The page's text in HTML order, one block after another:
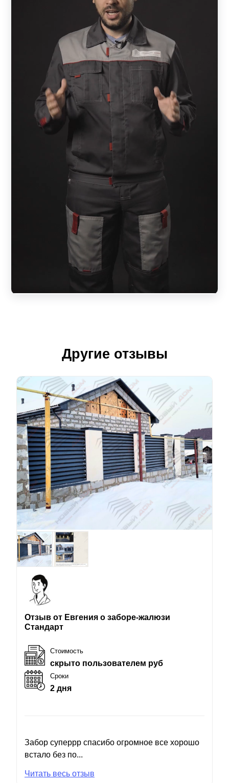
Другие отзывы
Отзыв от Евгения о заборе-жалюзи
Стандарт
Стоимость
скрыто пользователем руб
Сроки
2 дня
Забор суперрр спасибо огромное все хорошо
встало без по...
Читать весь отзыв